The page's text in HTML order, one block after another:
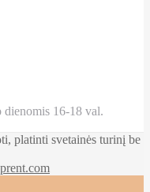
16-18 val.
platinti svetainės turinį be